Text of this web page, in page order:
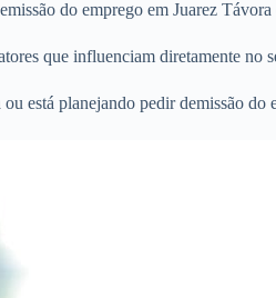
do emprego em Juarez Távora
que influenciam diretamente no
está planejando pedir demissão